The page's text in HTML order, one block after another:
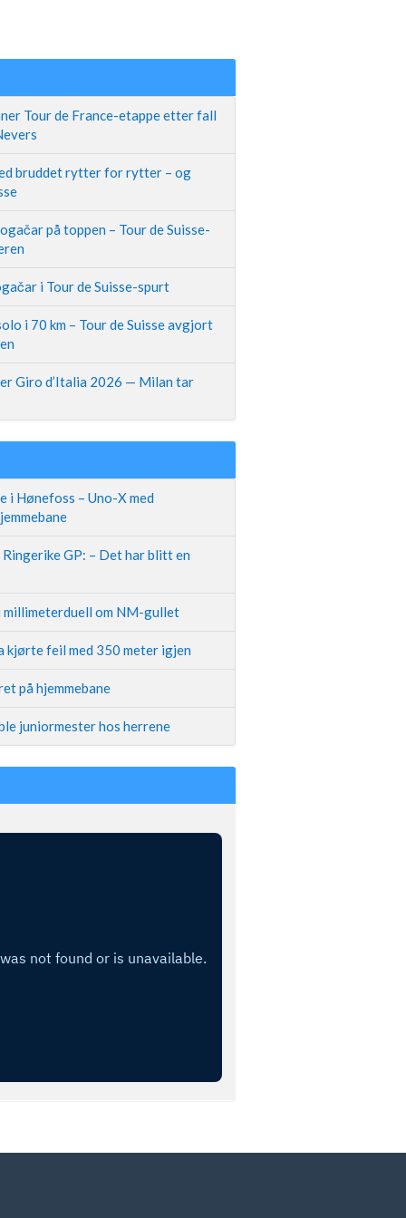
Tour de France-etappe etter fall
bruddet rytter for rytter – og
på toppen – Tour de Suisse-
i Tour de Suisse-spurt
i 70 km – Tour de Suisse avgjort
Giro d’Italia 2026 — Milan tar
i Hønefoss – Uno-X med
GP: – Det har blitt en
om NM-gullet
kjørte feil med 350 meter igjen
på hjemmebane
juniormester hos herrene